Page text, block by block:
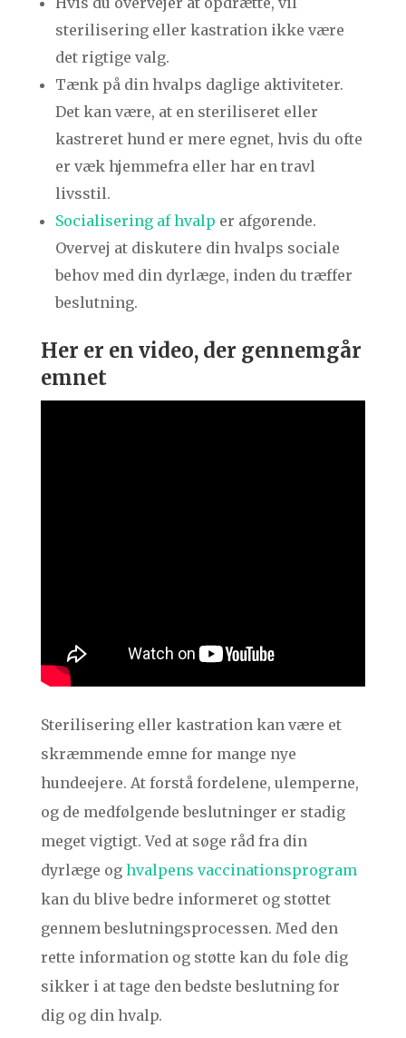
sterilisering eller kastration ikke være
det rigtige valg.
Tænk på din hvalps daglige aktiviteter.
Det kan være, at en steriliseret eller
kastreret hund er mere egnet, hvis du ofte
er væk hjemmefra eller har en travl
livsstil.
Socialisering af hvalp er afgørende.
Overvej at diskutere din hvalps sociale
behov med din dyrlæge, inden du træffer
beslutning.
Her er en video, der gennemgår
emnet
Sterilisering eller kastration kan være et
skræmmende emne for mange nye
hundeejere. At forstå fordelene, ulemperne,
og de medfølgende beslutninger er stadig
meget vigtigt. Ved at søge råd fra din
dyrlæge og hvalpens vaccinationsprogram
kan du blive bedre informeret og støttet
gennem beslutningsprocessen. Med den
rette information og støtte kan du føle dig
sikker i at tage den bedste beslutning for
dig og din hvalp.